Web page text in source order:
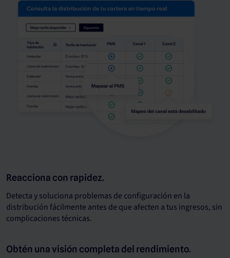
Reacciona con rapidez.
Detecta y soluciona problemas de configuración en la
distribución fácilmente antes de que afecten a tus ingresos, sin
complicaciones técnicas.
Obtén una visión completa del rendimiento.